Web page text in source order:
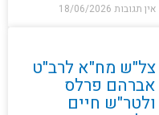
אין תגובות 18/06/2026
צל"ש מח"א לרב"ט
אברהם פרלס
ולטר"ש חיים